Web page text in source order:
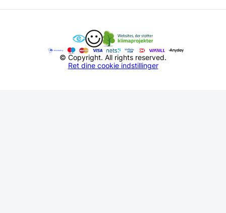
© Copyright. All rights reserved.
Ret dine cookie indstillinger